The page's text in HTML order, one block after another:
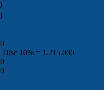
10% = 1.215.000